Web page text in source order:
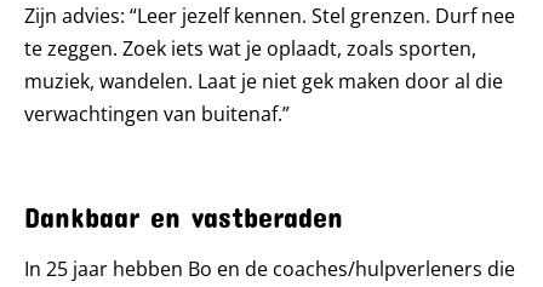
Zijn advies: “Leer jezelf kennen. Stel grenzen. Durf nee
te zeggen. Zoek iets wat je oplaadt, zoals sporten,
muziek, wandelen. Laat je niet gek maken door al die
verwachtingen van buitenaf.”
Dankbaar en vastberaden
In 25 jaar hebben Bo en de coaches/hulpverleners die